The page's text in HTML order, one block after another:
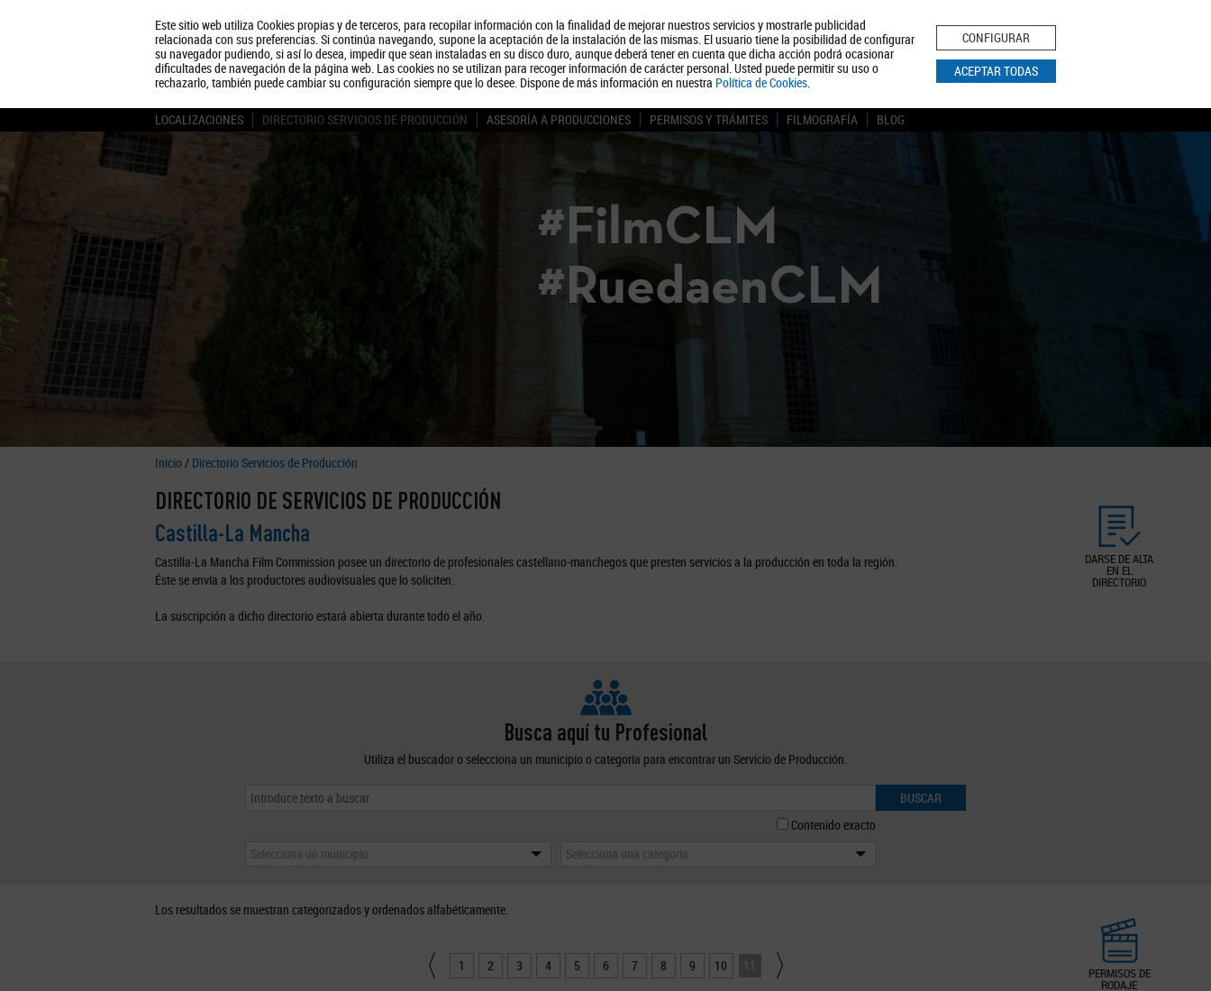
Este sitio web utiliza Cookies propias y de terceros, para recopilar información con la finalidad de mejorar nuestros servicios y mostrarle publicidad
relacionada con sus preferencias. Si continúa navegando, supone la aceptación de la instalación de las mismas. El usuario tiene la posibilidad de configurar
su navegador pudiendo, si así lo desea, impedir que sean instaladas en su disco duro, aunque deberá tener en cuenta que dicha acción podrá ocasionar
dificultades de navegación de la página web. Las cookies no se utilizan para recoger información de carácter personal. Usted puede permitir su uso o
rechazarlo, también puede cambiar su configuración siempre que lo desee. Dispone de más información en nuestra Política de Cookies.
CONFIGURAR
ACEPTAR TODAS
Quiénes somos Turismo Política de Privacidad Aviso Legal Política de Cookies
BUSCAR
LOCALIZACIONES DIRECTORIO SERVICIOS DE PRODUCCIÓN ASESORÍA A PRODUCCIONES PERMISOS Y TRÁMITES FILMOGRAFÍA BLOG
#FilmCLM
#RuedaenCLM
Inicio / Directorio Servicios de Producción
DARSE DE ALTA
EN EL
DIRECTORIO
DIRECTORIO DE SERVICIOS DE PRODUCCIÓN
Castilla-La Mancha
Castilla-La Mancha Film Commission posee un directorio de profesionales castellano-manchegos que presten servicios a la producción en toda la región.
Éste se envía a los productores audiovisuales que lo soliciten.
La suscripción a dicho directorio estará abierta durante todo el año.
Busca aquí tu Profesional
Utiliza el buscador o selecciona un municipio o categoría para encontrar un Servicio de Producción.
BUSCAR
Contenido exacto
Selecciona un municipio
Selecciona una categoría
PERMISOS DE
RODAJE
Los resultados se muestran categorizados y ordenados alfabéticamente.
1 2 3 4 5 6 7 8 9 10 11